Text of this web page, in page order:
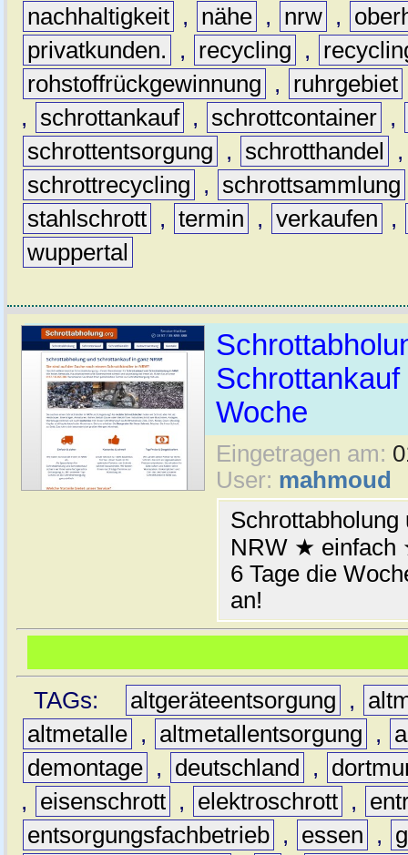
nachhaltigkeit , nähe , nrw ,
privatkunden.
, recycling ,
rohstoffrückgewinnung
, ruhrgebiet
,
schrottankauf , schrottcontainer ,
schrottentsorgung
, schrotthandel
schrottrecycling
, schrottsammlung
stahlschrott , termin , verkaufen
,
wuppertal
Schrottankauf
Woche
Eingetragen am:
User: mahmoud
Schrottabholung
NRW ★
6 Tage die
an!
TAGs: altgeräteentsorgung ,
altmetalle , altmetallentsorgung ,
demontage , deutschland ,
,
eisenschrott , elektroschrott ,
entsorgungsfachbetrieb , essen ,